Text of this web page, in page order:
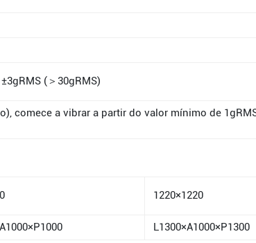
(＞30gRMS)
comece a vibrar a partir do valor mínimo de
1220×1220
L1300×A1000×P1300